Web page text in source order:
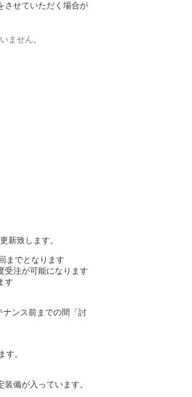
させていただく場合が
ません。
新致します。
までとなります
受注が可能になります
す
ンス前までの間「討
す。
備が入っています。